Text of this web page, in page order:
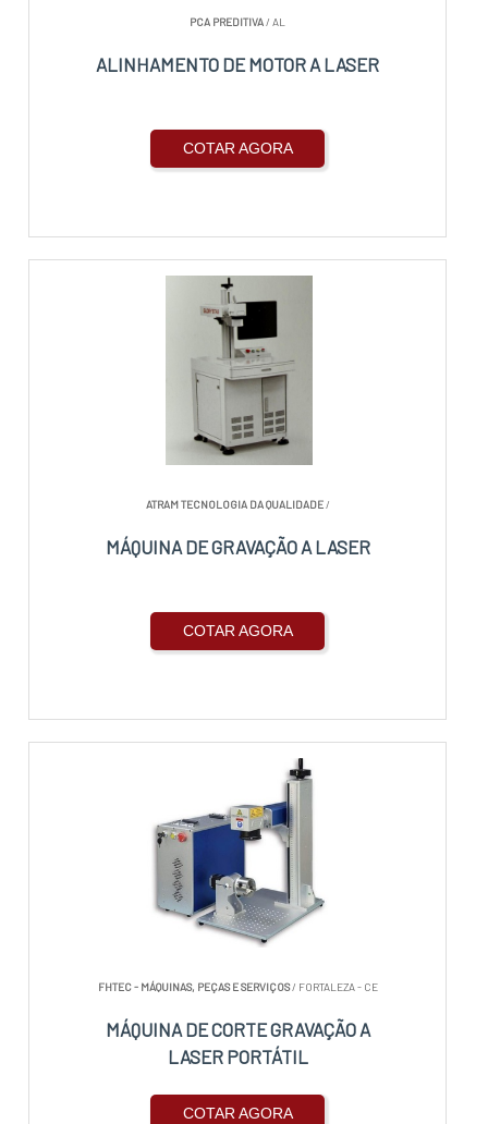
PCA PREDITIVA/ AL
ALINHAMENTO DE MOTOR A LASER
COTAR AGORA
ATRAM TECNOLOGIA DA QUALIDADE/
MÁQUINA DE GRAVAÇÃO A LASER
COTAR AGORA
FHTEC - MÁQUINAS, PEÇAS E SERVIÇOS/ FORTALEZA - CE
MÁQUINA DE CORTE GRAVAÇÃO A
LASER PORTÁTIL
COTAR AGORA